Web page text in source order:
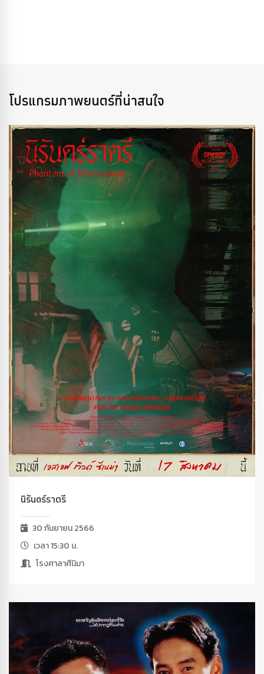
โปรแกรมภาพยนตร์ที่น่าสนใจ
นิรันดร์ราตรี
30 กันยายน 2566
เวลา 15:30 น.
โรงศาลาศีนิมา